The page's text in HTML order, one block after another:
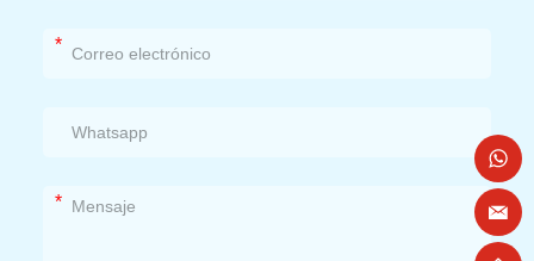
*
*